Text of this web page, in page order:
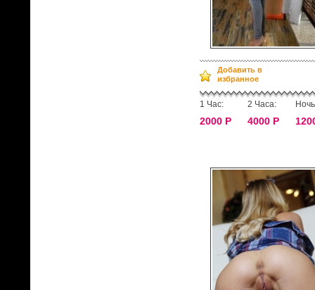
Добавить в
избранное
1 Час:
2000 Р
2 Часа:
4000 Р